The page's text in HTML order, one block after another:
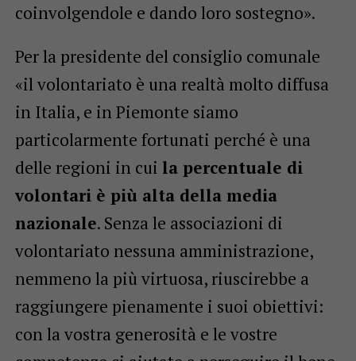
coinvolgendole e dando loro sostegno».
Per la presidente del consiglio comunale
«il volontariato è una realtà molto diffusa
in Italia, e in Piemonte siamo
particolarmente fortunati perché è una
delle regioni in cui la percentuale di
volontari è più alta della media
nazionale. Senza le associazioni di
volontariato nessuna amministrazione,
nemmeno la più virtuosa, riuscirebbe a
raggiungere pienamente i suoi obiettivi:
con la vostra generosità e le vostre